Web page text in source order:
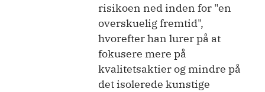
risikoen ned inden for "en
overskuelig fremtid",
hvorefter han lurer på at
fokusere mere på
kvalitetsaktier og mindre på
det isolerede kunstige